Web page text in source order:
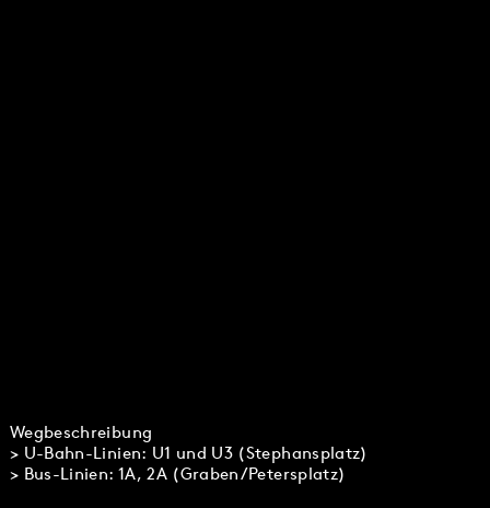
Wegbeschreibung
> U-Bahn-Linien: U1 und U3 (Stephansplatz)
> Bus-Linien: 1A, 2A (Graben/Petersplatz)